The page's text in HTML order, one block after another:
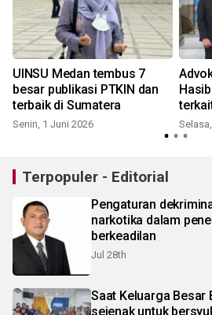
UINSU Medan tembus 7
besar publikasi PTKIN dan
terbaik di Sumatera
Senin, 1 Juni 2026
Terpopuler - Editorial
Pengaturan
narkotika dalam
berkeadilan
Jul 28th
Saat Keluarga Besar
sejenak untuk